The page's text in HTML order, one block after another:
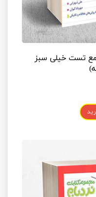
تست خیلی سبز